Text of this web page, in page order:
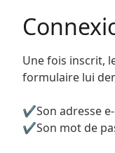
Une fois inscrit,
formulaire lui
✔Son adresse
✔Son mot de